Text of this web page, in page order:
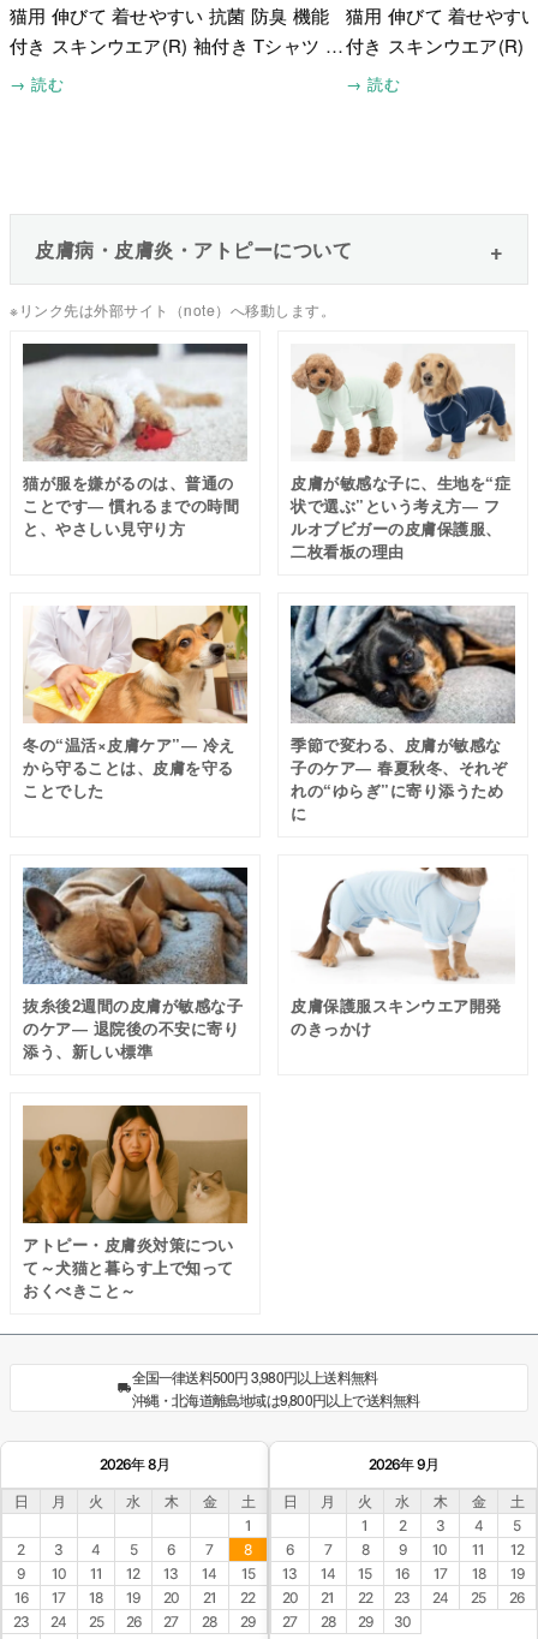
猫用 伸びて 着せやすい 抗菌 防臭 機能
付き スキンウエア(R) 袖付き Tシャツ 開
発の背景 ～こんな気持ちから始まりまし
→ 読む
猫用 伸びて 着せやす
付き スキンウエア(R)
発の背景 ～着心地の
→ 読む
皮膚病・皮膚炎・アトピーについて
皮膚トラブルについてのnote記事一覧 →
※リンク先は外部サイト（note）へ移動します。
猫が服を嫌がるのは、普通の
ことです― 慣れるまでの時間
と、やさしい見守り方
皮膚が敏感な子に、生地を“症
状で選ぶ”という考え方― フ
ルオブビガーの皮膚保護服、
二枚看板の理由
冬の“温活×皮膚ケア”― 冷え
から守ることは、皮膚を守る
ことでした
季節で変わる、皮膚が敏感な
子のケア― 春夏秋冬、それぞ
れの“ゆらぎ”に寄り添うため
に
抜糸後2週間の皮膚が敏感な子
のケア― 退院後の不安に寄り
添う、新しい標準
皮膚保護服スキンウエア開発
のきっかけ
アトピー・皮膚炎対策につい
て～犬猫と暮らす上で知って
おくべきこと～
全国一律送料500円 3,980円以上送料無料
沖縄・北海道離島地域は9,800円以上で送料無料
2026年 8月
日 月 火 水 木 金
土
1
2
3 4 5 6 7
8
9
10 11 12 13 14
15
16
17 18 19 20 21
22
23
24 25 26 27 28
29
2026年 9月
日 月 火 水 木 金
土
1
2 3 4
5
6
7 8 9 10 11
12
13
14 15 16 17 18
19
20
21 22 23 24 25
26
27
28 29 30